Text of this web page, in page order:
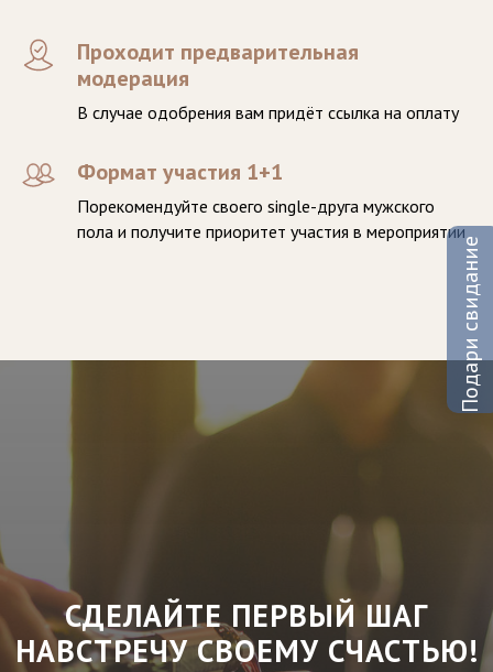
Подари свидание
Проходит предварительная
модерация
В случае одобрения вам придёт ссылка на оплату
Формат участия 1+1
Порекомендуйте своего single-друга мужского
пола и получите приоритет участия в мероприятии
СДЕЛАЙТЕ ПЕРВЫЙ ШАГ
НАВСТРЕЧУ СВОЕМУ СЧАСТЬЮ!